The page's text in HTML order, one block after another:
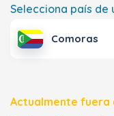
Selecciona país de
Comoras
Actualmente fuera